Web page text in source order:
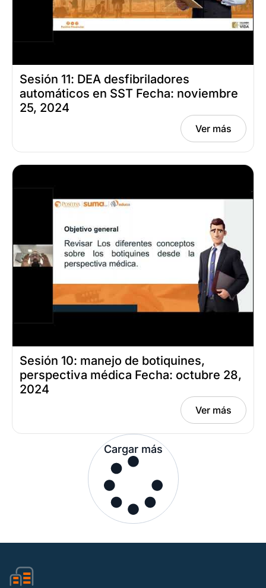
Sesión 11: DEA desfibriladores
automáticos en SST Fecha: noviembre
25, 2024
Ver más
Sesión 10: manejo de botiquines,
perspectiva médica Fecha: octubre 28,
2024
Ver más
Cargar más